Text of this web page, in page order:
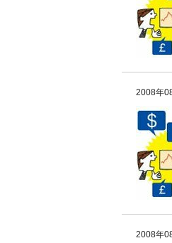
2008年
2008年